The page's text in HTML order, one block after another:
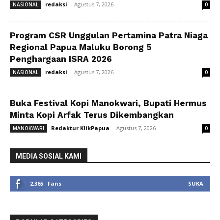
NASIONAL redaksi - Agustus 7, 2026 0
Program CSR Unggulan Pertamina Patra Niaga
Regional Papua Maluku Borong 5
Penghargaan ISRA 2026
NASIONAL redaksi - Agustus 7, 2026 0
Buka Festival Kopi Manokwari, Bupati Hermus
Minta Kopi Arfak Terus Dikembangkan
MANOKWARI Redaktur KlikPapua - Agustus 7, 2026 0
MEDIA SOSIAL KAMI
2,365 Fans SUKA